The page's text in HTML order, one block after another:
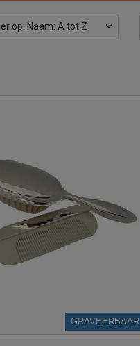
op: Naam: A tot Z
GRAVEERBAAR